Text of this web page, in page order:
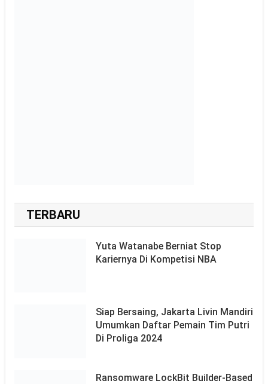
TERBARU
Yuta Watanabe Berniat Stop
Kariernya Di Kompetisi NBA
Siap Bersaing, Jakarta Livin Mandiri
Umumkan Daftar Pemain Tim Putri
Di Proliga 2024
Ransomware LockBit Builder-Based